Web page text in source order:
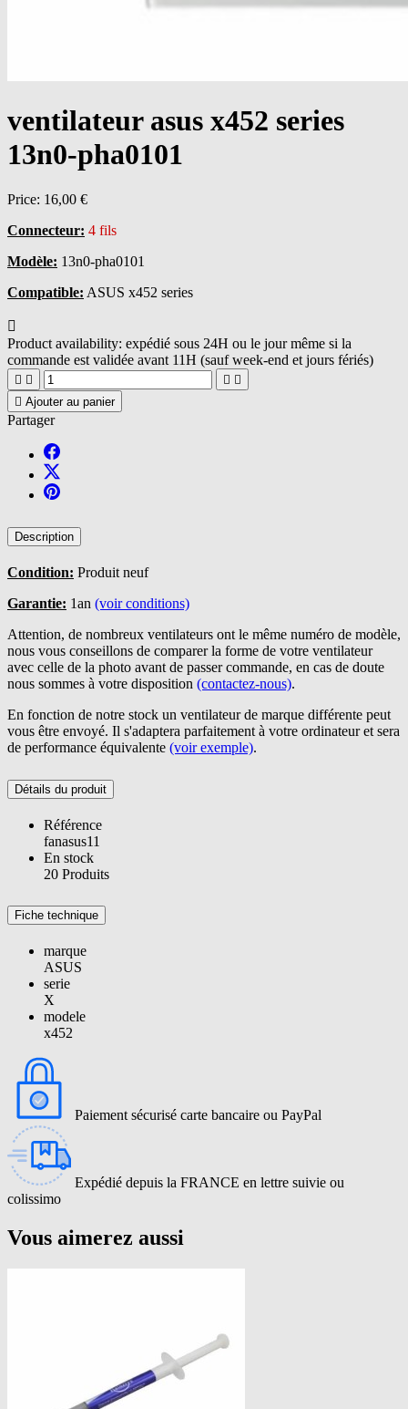
ventilateur asus x452 series
13n0-pha0101
Price: 16,00 €
Connecteur: 4 fils
Modèle: 13n0-pha0101
Compatible: ASUS x452 series

Product availability: expédié sous 24H ou le jour même si la
commande est validée avant 11H (sauf week-end et jours fériés)
   
 Ajouter au panier
Partager
Description
Condition: Produit neuf
Garantie: 1an (voir conditions)
Attention, de nombreux ventilateurs ont le même numéro de modèle,
nous vous conseillons de comparer la forme de votre ventilateur
avec celle de la photo avant de passer commande, en cas de doute
nous sommes à votre disposition (contactez-nous).
En fonction de notre stock un ventilateur de marque différente peut
vous être envoyé. Il s'adaptera parfaitement à votre ordinateur et sera
de performance équivalente (voir exemple).
Détails du produit
Référence
fanasus11
En stock
20 Produits
Fiche technique
marque
ASUS
serie
X
modele
x452
Paiement sécurisé carte bancaire ou PayPal
Expédié depuis la FRANCE en lettre suivie ou
colissimo
Vous aimerez aussi